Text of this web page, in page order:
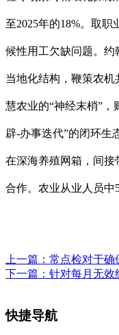
至2025年的18%。取
候性用工欠缺问题。
当地化结构，鞭策农
慧农业的“神经末梢”，
辟-办事迭代”的闭环生
在深海养殖网箱，间
合作。农业从业人员中
上一篇： 常点检对于确
下一篇： 针对每月无效
快捷导航